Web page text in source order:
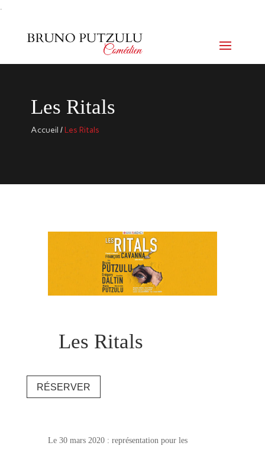
.
Les Ritals
Accueil /Les Ritals
Les Ritals
RÉSERVER
Le 30 mars 2020 : représentation pour les